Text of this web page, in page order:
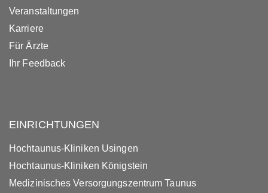
Veranstaltungen
Karriere
Für Ärzte
Ihr Feedback
EINRICHTUNGEN
Hochtaunus-Kliniken Usingen
Hochtaunus-Kliniken Königstein
Medizinisches Versorgungszentrum Taunus